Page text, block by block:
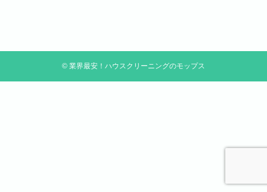
© 業界最安！ハウスクリーニングのモップス